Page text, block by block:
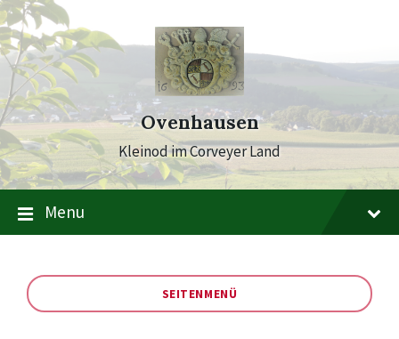
Skip
to
content
Skip
to
main
navigation
Skip
to
footer
Ovenhausen
Kleinod im Corveyer Land
Menu
SEITENMENÜ